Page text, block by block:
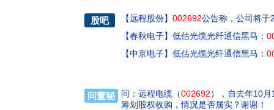
股吧 【远程股份】 002692公告称，公司将
【春秋电子】 低估光缆光纤通信黑马：
【中京电子】 低估光缆光纤通信黑马：
问董秘 问：远程电缆（002692），自去年10
筹划股权收购，情况是否属实？谢谢！